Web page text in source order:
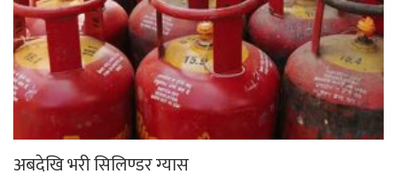
अबदेखि भरी सिलिण्डर ग्यास